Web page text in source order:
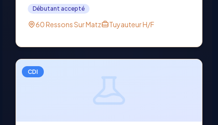
(60)
Débutant accepté
60 Ressons Sur Matz Tuyauteur H/F
CDI